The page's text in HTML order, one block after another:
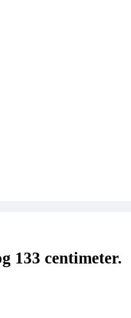
133 centimeter.